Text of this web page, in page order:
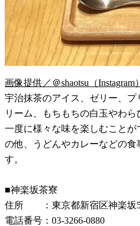
画像提供／＠shaotsu（Instagram）
宇治抹茶のアイス、ゼリー、
リーム、もちもちの白玉やわら
一度に様々な味を楽しむこと
の他、うどんやカレーなどの
す。
■神楽坂茶寮
住所 ：東京都新宿区神楽坂
電話番号：03-3266-0880